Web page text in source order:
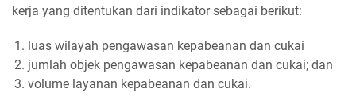
kerja yang ditentukan dari indikator sebagai berikut:
luas wilayah pengawasan kepabeanan dan cukai
jumlah objek pengawasan kepabeanan dan cukai; dan
volume layanan kepabeanan dan cukai.